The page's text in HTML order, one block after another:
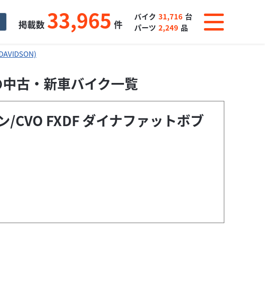
掲載数 33,965 件
バイク 31,716 台
パーツ 2,249 品
古・新車バイク一覧
/CVO FXDF ダイナファットボブ